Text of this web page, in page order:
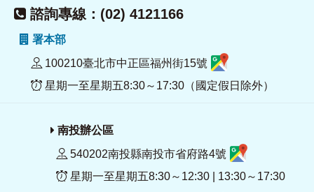
諮詢專線：(02) 4121166
署本部
100210臺北市中正區福州街15號
星期一至星期五8:30～17:30（國定假日除外）
南投辦公區
540202南投縣南投市省府路4號
星期一至星期五8:30～12:30 | 13:30～17:30